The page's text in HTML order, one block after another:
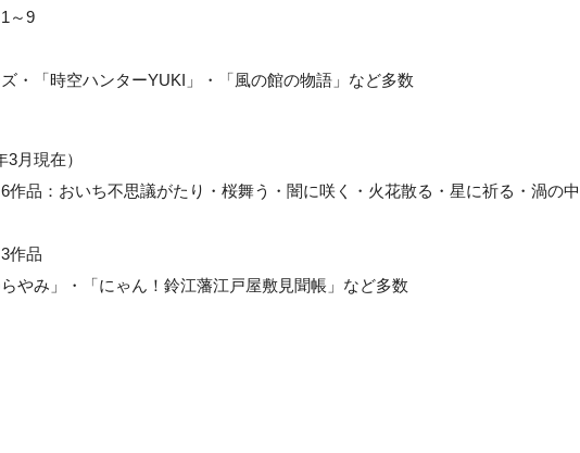
～9
・「時空ハンターYUKI」・
「風の館の物語」 など多数
3月現在）
6作品：おいち不思議がたり・桜舞う・闇に咲く・火花散る・星に祈る・渦の
3作品
やみ」・「にゃん！鈴江藩江戸屋敷見聞帳」など多数